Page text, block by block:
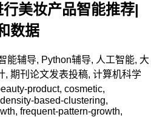
美妆产品智能推荐|
数据
能辅导, Python辅导, 人工智能, 大
, 期刊论文发表投稿, 计算机科学
product, cosmetic,
density-based-clustering,
, frequent-pattern-growth,